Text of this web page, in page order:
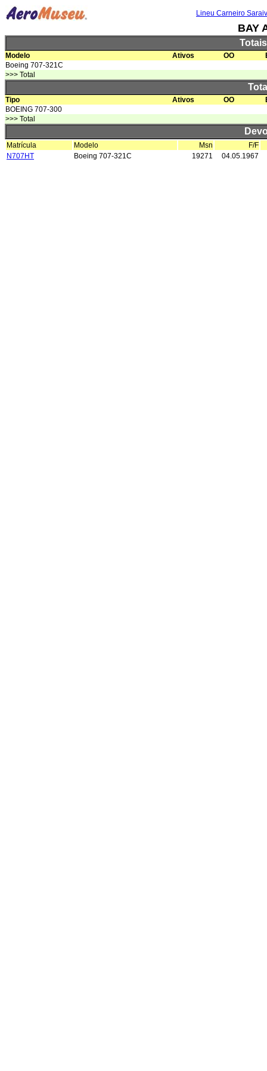
Lineu Carneiro
BAY
Modelo Ativos OO
Boeing 707-321C
>>> Total
Tipo Ativos OO
BOEING 707-300
>>> Total
Matrícula Modelo Msn
F/F
N707HT
Boeing 707-321C 19271 04.05.1967